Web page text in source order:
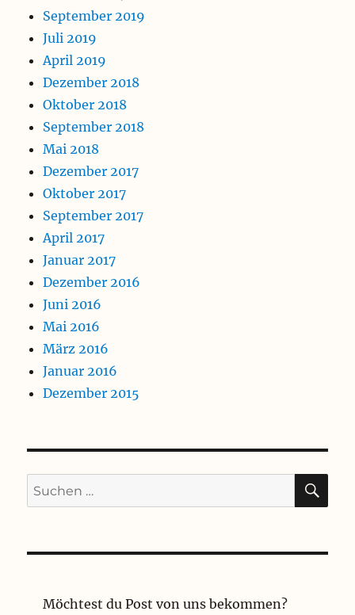
September 2019
Juli 2019
April 2019
Dezember 2018
Oktober 2018
September 2018
Mai 2018
Dezember 2017
Oktober 2017
September 2017
April 2017
Januar 2017
Dezember 2016
Juni 2016
Mai 2016
März 2016
Januar 2016
Dezember 2015
Suchen
nach:
Möchtest du Post von uns bekommen?